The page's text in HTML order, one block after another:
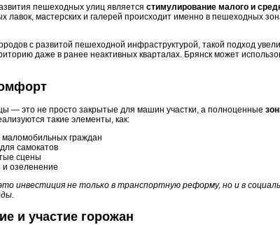
пешеходных улиц является стимулирование малого и
лавок, мастерских и галерей происходит именно в пешеходных
с развитой пешеходной инфраструктурой, такой подход
даже в ранее неактивных кварталах. Брянск может
— это не просто закрытые для машин участки, а полноценные
такие элементы, как:
граждан
самокатов
сцены
и озеленение
инвестиция не только в транспортную реформу, но и в
и участие горожан